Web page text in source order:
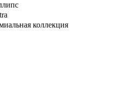
коллекция